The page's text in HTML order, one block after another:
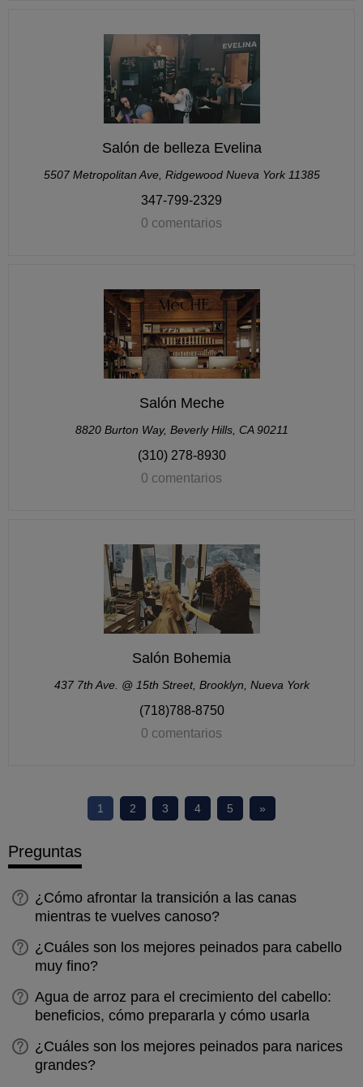
Salón de belleza Evelina
5507 Metropolitan Ave, Ridgewood Nueva York 11385
347-799-2329
0 comentarios
Salón Meche
8820 Burton Way, Beverly Hills, CA 90211
(310) 278-8930
0 comentarios
Salón Bohemia
437 7th Ave. @ 15th Street, Brooklyn, Nueva York
(718)788-8750
0 comentarios
1 2 3 4 5 »
Preguntas
¿Cómo afrontar la transición a las canas
mientras te vuelves canoso?
¿Cuáles son los mejores peinados para cabello
muy fino?
Agua de arroz para el crecimiento del cabello:
beneficios, cómo prepararla y cómo usarla
¿Cuáles son los mejores peinados para narices
grandes?